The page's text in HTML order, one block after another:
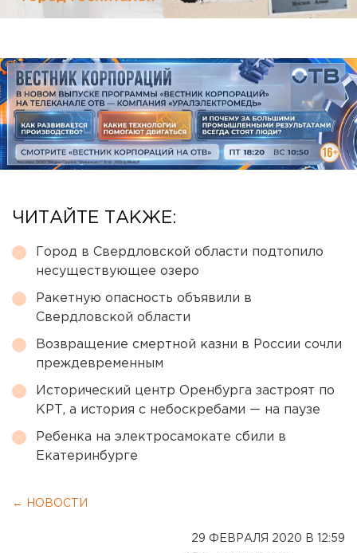
ЧИТАЙТЕ ТАКЖЕ:
Город в Свердловской области подтопило
несуществующее озеро
Ракетную опасность объявили в
Свердловской области
Возвращение смертной казни в России сочли
преждевременным
Исторический центр Оренбурга застроят по
КРТ, а история с небоскребами — на паузе
Ребенка на электросамокате сбили в
Екатеринбурге
← НОВОСТИ
29 ФЕВРАЛЯ 2020 В 12:59